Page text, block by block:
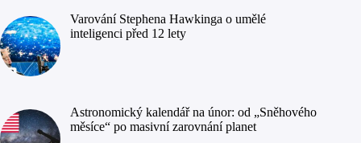
Varování Stephena Hawkinga o umělé
inteligenci před 12 lety
Astronomický kalendář na únor: od „Sněhového
měsíce“ po masivní zarovnání planet